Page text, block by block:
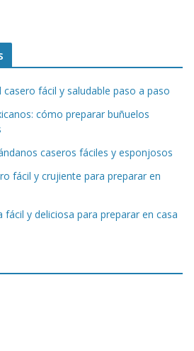
fácil y saludable paso a paso
cómo preparar buñuelos
caseros fáciles y esponjosos
fácil y crujiente para preparar en
fácil y deliciosa para preparar en casa